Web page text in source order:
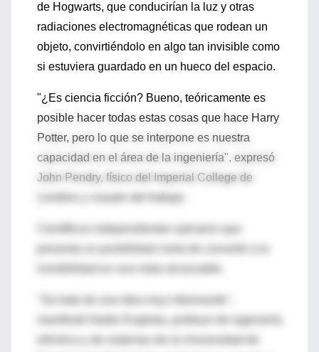
de Hogwarts, que conducirían la luz y otras
radiaciones electromagnéticas que rodean un
objeto, convirtiéndolo en algo tan invisible como
si estuviera guardado en un hueco del espacio.
"¿Es ciencia ficción? Bueno, teóricamente es
posible hacer todas estas cosas que hace Harry
Potter, pero lo que se interpone es nuestra
capacidad en el área de la ingeniería", expresó
John Pendry, físico del Imperial College de
Londres y coautor del trabajo.
Científicos independientes opinaron que
manifestó Nader Engheta, profesor de ingeniería